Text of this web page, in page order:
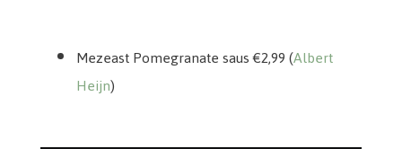
Mezeast Pomegranate saus €2,99 (Albert
Heijn)